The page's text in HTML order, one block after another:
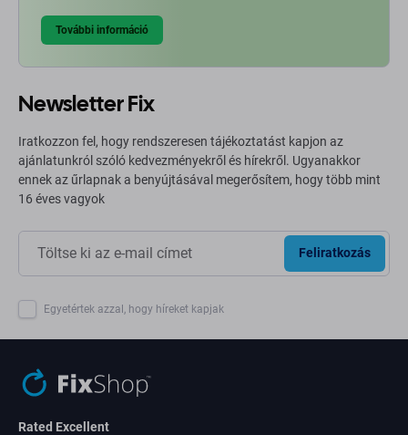
További információ
Newsletter Fix
Iratkozzon fel, hogy rendszeresen tájékoztatást kapjon az
ajánlatunkról szóló kedvezményekről és hírekről. Ugyanakkor
ennek az űrlapnak a benyújtásával megerősítem, hogy több mint
16 éves vagyok
Feliratkozás
Egyetértek azzal, hogy híreket kapjak
Rated Excellent